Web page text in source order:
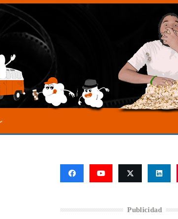
Publicidad